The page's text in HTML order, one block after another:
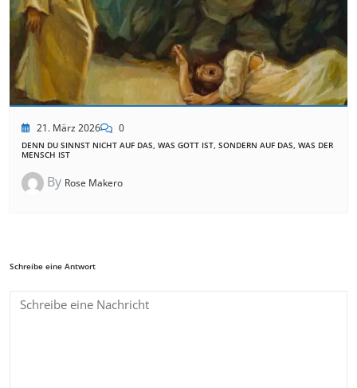
21. März 2026 0
DENN DU SINNST NICHT AUF DAS, WAS GOTT IST, SONDERN AUF DAS, WAS DER
MENSCH IST
By Rose Makero
Schreibe eine Antwort